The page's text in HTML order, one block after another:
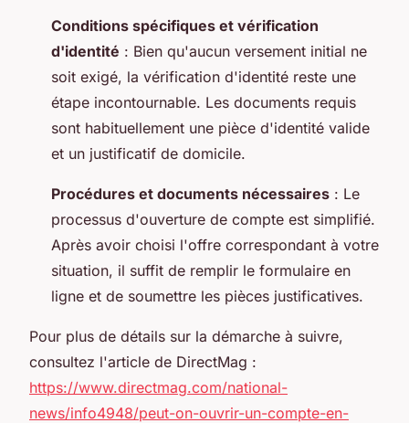
Conditions spécifiques et vérification
d'identité : Bien qu'aucun versement initial ne
soit exigé, la vérification d'identité reste une
étape incontournable. Les documents requis
sont habituellement une pièce d'identité valide
et un justificatif de domicile.
Procédures et documents nécessaires : Le
processus d'ouverture de compte est simplifié.
Après avoir choisi l'offre correspondant à votre
situation, il suffit de remplir le formulaire en
ligne et de soumettre les pièces justificatives.
Pour plus de détails sur la démarche à suivre,
consultez l'article de DirectMag :
https://www.directmag.com/national-
news/info4948/peut-on-ouvrir-un-compte-en-